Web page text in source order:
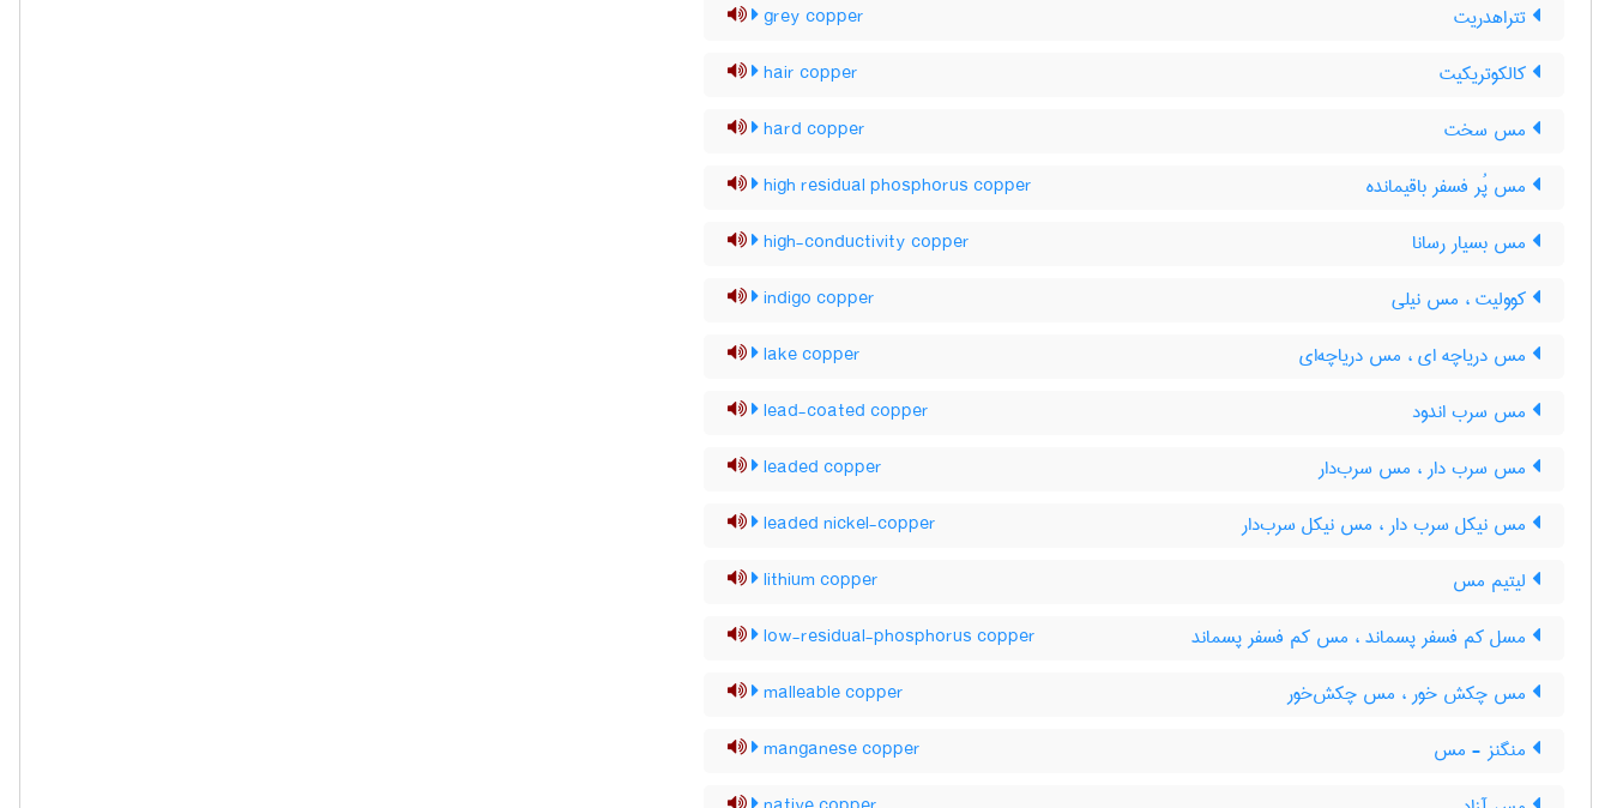
تتراهدریت grey copper
کالکوتریکیت hair copper
مس سخت hard copper
مس پُر فسفر باقیمانده high residual phosphorus copper
مس بسیار رسانا high-conductivity copper
کوولیت ، مس نیلی indigo copper
مس دریاچه ای ، مس دریاچه‌ای lake copper
مس سرب اندود lead-coated copper
مس سرب دار ، مس سرب‌دار leaded copper
مس نیکل سرب دار ، مس نیکل سرب‌دار leaded nickel-copper
لیتیم مس lithium copper
مسل کم فسفر پسماند ، مس کم فسفر پسماند low-residual-phosphorus copper
مس چکش خور ، مس چکش‌خور malleable copper
منگنز - مس manganese copper